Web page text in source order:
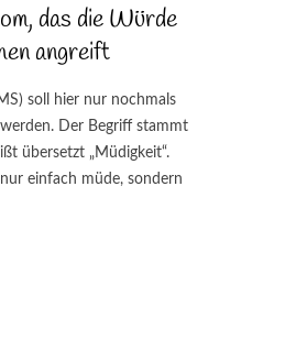
das die Würde
angreift
soll hier nur nochmals
Der Begriff stammt
übersetzt „Müdigkeit“.
einfach müde, sondern